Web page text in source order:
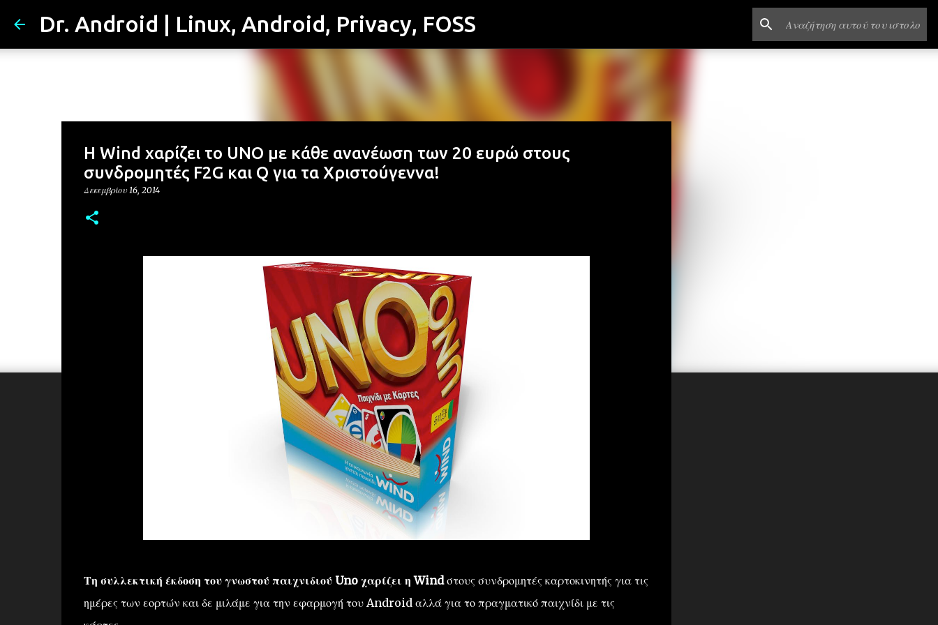
Μετάβαση στο κύριο περιεχόμενο
Dr. Android | Linux, Android, Privacy, FOSS
Η Wind χαρίζει το UNO με κάθε ανανέωση των 20 ευρώ στους
συνδρομητές F2G και Q για τα Χριστούγεννα!
Δεκεμβρίου 16, 2014
Τη συλλεκτική έκδοση του γνωστού παιχνιδιού Uno χαρίζει η Windστους συνδρομητές καρτοκινητής για τις
ημέρες των εορτών και δε μιλάμε για την εφαρμογή του Android αλλά για το πραγματικό παιχνίδι με τις